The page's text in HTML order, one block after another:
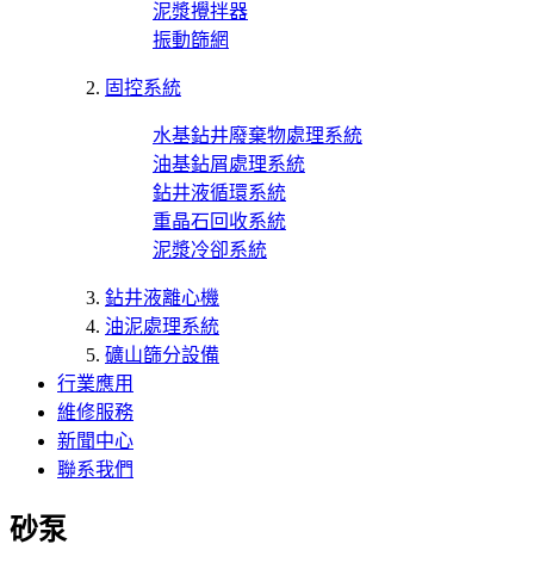
泥漿攪拌器
振動篩網
固控系統
水基鉆井廢棄物處理系統
油基鉆屑處理系統
鉆井液循環系統
重晶石回收系統
泥漿冷卻系統
鉆井液離心機
油泥處理系統
礦山篩分設備
行業應用
維修服務
新聞中心
聯系我們
砂泵